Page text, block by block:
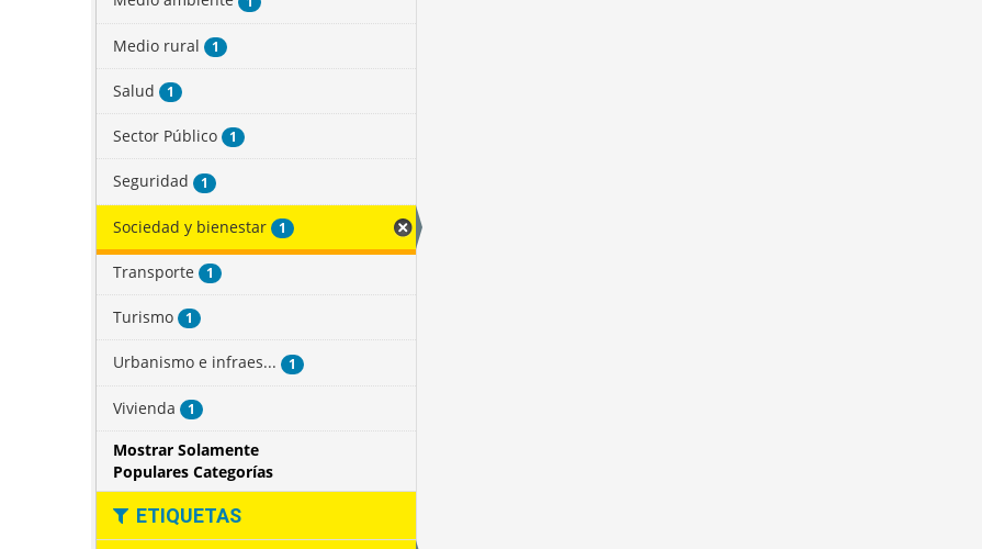
Medio rural 1
Salud 1
Sector Público 1
Seguridad 1
Sociedad y bienestar 1
Transporte 1
Turismo 1
Urbanismo e infraes... 1
Vivienda 1
Mostrar Solamente
Populares Categorías
ETIQUETAS